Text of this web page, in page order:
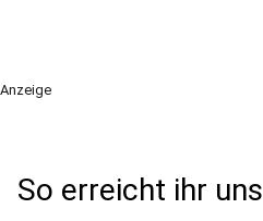
Anzeige
So erreicht ihr uns